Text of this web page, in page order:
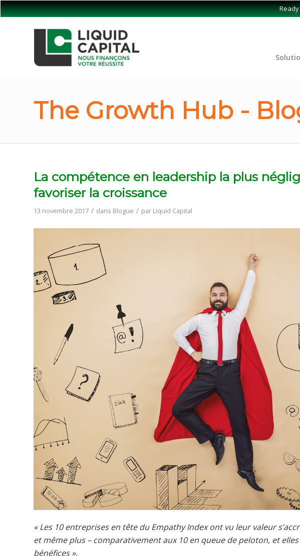
The Growth Hub -
La compétence en leadership la plus
favoriser la croissance
13 novembre 2017 / dans Blogue / par Liquid Capital
« Les 10 entreprises en tête du Empathy Index ont vu leur valeur
et même plus – comparativement aux 10 en queue de peloton, et
bénéfices ».